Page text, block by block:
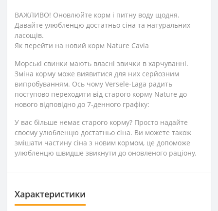
ВАЖЛИВО! Оновлюйте корм і питну воду щодня.
Давайте улюбленцю достатньо сіна та натуральних
ласощів.
Як перейти на новий корм Nature Cavia
Морські свинки мають власні звички в харчуванні.
Зміна корму може виявитися для них серйозним
випробуванням. Ось чому Versele-Laga радить
поступово переходити від старого корму Nature до
нового відповідно до 7-денного графіку:
У вас більше немає старого корму? Просто надайте
своєму улюбленцю достатньо сіна. Ви можете також
змішати частину сіна з новим кормом, це допоможе
улюбленцю швидше звикнути до оновленого раціону.
Характеристики